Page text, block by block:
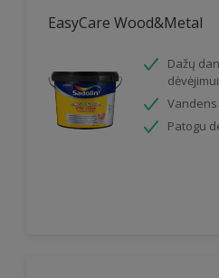
EasyCare Wood&Metal
Dažų
dėvėjimui
Patogu